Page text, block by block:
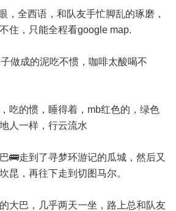
，全西语，和队友手忙脚乱的琢磨，
住，只能全程看google map.
做成的泥吃不惯，咖啡太酸喝不
吃的惯，睡得着，mb红色的，绿色
人一样，行云流水
🚌走到了寻梦环游记的瓜城，然后又
昆，再往下走到切图马尔。
大巴，几乎两天一坐，路上总和队友